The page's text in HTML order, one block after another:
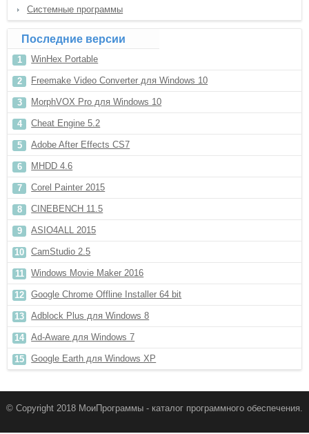
Системные программы
Последние версии
WinHex Portable
Freemake Video Converter для Windows 10
MorphVOX Pro для Windows 10
Cheat Engine 5.2
Adobe After Effects CS7
MHDD 4.6
Corel Painter 2015
CINEBENCH 11.5
ASIO4ALL 2015
CamStudio 2.5
Windows Movie Maker 2016
Google Chrome Offline Installer 64 bit
Adblock Plus для Windows 8
Ad-Aware для Windows 7
Google Earth для Windows XP
© Copyright 2018 МоиПрограммы - каталог программного обеспечения.